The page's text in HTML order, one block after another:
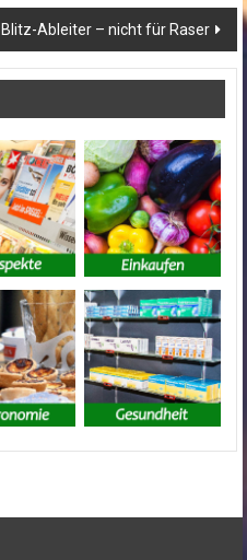
Blitz-Ableiter – nicht für Raser